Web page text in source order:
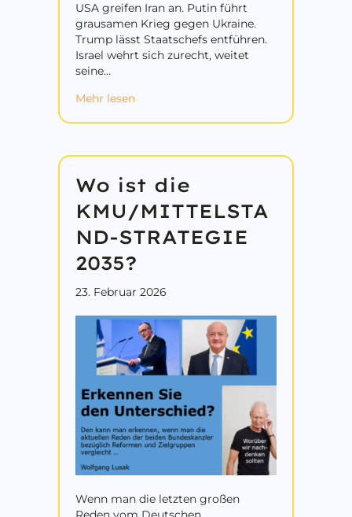
USA greifen Iran an. Putin führt
grausamen Krieg gegen Ukraine.
Trump lässt Staatschefs entführen.
Israel wehrt sich zurecht, weitet
seine…
Mehr lesenabout Spaltung führt Menschheit in
Wo ist die
KMU/MITTELSTA
ND-STRATEGIE
2035?
23. Februar 2026
Wenn man die letzten großen